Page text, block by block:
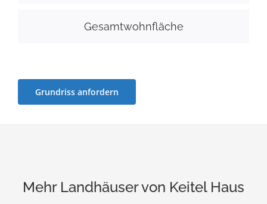
Gesamtwohnfläche
Grundriss anfordern
Mehr Landhäuser von Keitel Haus